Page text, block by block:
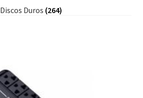
Discos Duros (264)